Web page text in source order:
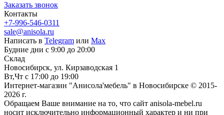
Заказать звонок
Контакты
+7-996-546-0311
sale@anisola.ru
Написать в Telegram или Max
Будние дни с 9:00 до 20:00
Склад
Новосибирск, ул. Кирзаводская 1
Вт,Чт с 17:00 до 19:00
Интернет-магазин "Анисола'мебель" в Новосибирске © 2015-
2026 г.
Обращаем Ваше внимание на то, что сайт anisola-mebel.ru
носит исключительно информационный характер и ни при